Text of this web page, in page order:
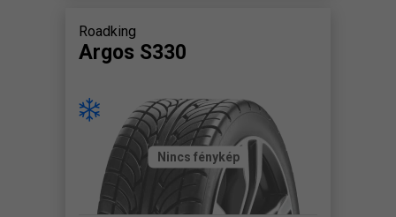
Roadking
Argos S330
Nincs fénykép